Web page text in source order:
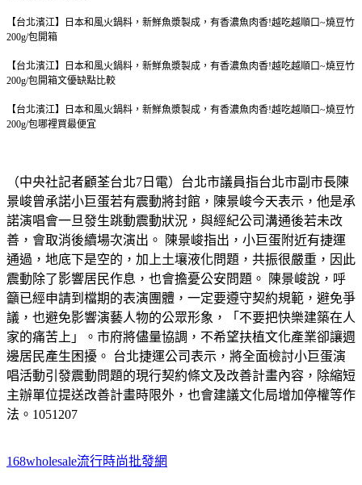
【台北濱江】日本和風火鍋料，新鮮魚漿製成，有香濃魚肉香!越吃越順口~燒豆竹
200g/包開箱
【台北濱江】日本和風火鍋料，新鮮魚漿製成，有香濃魚肉香!越吃越順口~燒豆竹
200g/包開箱文優缺點比較
【台北濱江】日本和風火鍋料，新鮮魚漿製成，有香濃魚肉香!越吃越順口~燒豆竹
200g/包哪裡買最便宜
（中央社記者顧荃台北7日電）台北市議員指台北市副市長陳
景峻曾承諾小巨蛋若有震動將封館，陳景峻今天表示，他是承
諾演唱會一旦發生跳動震動狀況，與經紀公司溝通後若未改
善，會取消後續場次演出。 陳景峻指出，小巨蛋附近有捷運
通過，地底下是空的，加上土壤液化問題，共振很嚴重，因此
震動除了影響居民作息，也會擔憂公安問題。 陳景峻說，呼
籲已經申請到檔期的表演團體，一定要遵守契約規範，避免爭
議，也避免影響演藝人物的公眾形象，「不要把快樂建築在人
家的痛苦上」。市府將儘量協調，不希望扶植文化產業卻讓週
邊居民產生困擾。 台北捷運公司表示，將全面檢討小巨蛋演
唱活動引發震動問題的現行契約條文及改善計畫內容，除縮短
主辦單位提送改善計畫時限外，也會建議文化局增加停權等作
法。1051207
168wholesale流行時尚批發網